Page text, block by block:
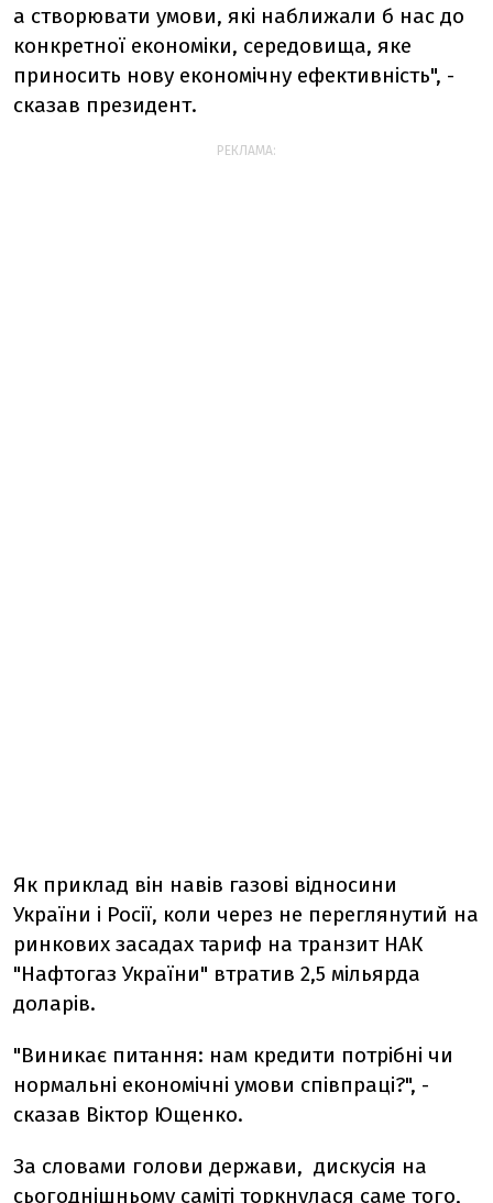
а створювати умови, які наближали б нас до
конкретної економіки, середовища, яке
приносить нову економічну ефективність", -
сказав президент.
РЕКЛАМА:
Як приклад він навів газові відносини
України і Росії, коли через не переглянутий на
ринкових засадах тариф на транзит НАК
"Нафтогаз України" втратив 2,5 мільярда
доларів.
"Виникає питання: нам кредити потрібні чи
нормальні економічні умови співпраці?", -
сказав Віктор Ющенко.
За словами голови держави, дискусія на
сьогоднішньому саміті торкнулася саме того,